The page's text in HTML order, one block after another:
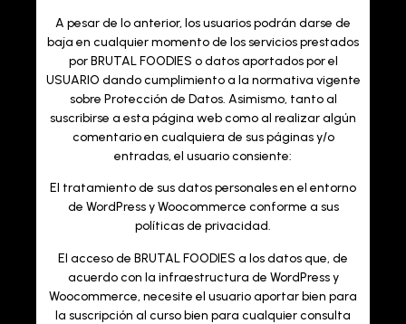
A pesar de lo anterior, los usuarios podrán darse de
baja en cualquier momento de los servicios prestados
por BRUTAL FOODIES o datos aportados por el
USUARIO dando cumplimiento a la normativa vigente
sobre Protección de Datos. Asimismo, tanto al
suscribirse a esta página web como al realizar algún
comentario en cualquiera de sus páginas y/o
entradas, el usuario consiente:
El tratamiento de sus datos personales en el entorno
de WordPress y Woocommerce conforme a sus
políticas de privacidad.
El acceso de BRUTAL FOODIES a los datos que, de
acuerdo con la infraestructura de WordPress y
Woocommerce, necesite el usuario aportar bien para
la suscripción al curso bien para cualquier consulta